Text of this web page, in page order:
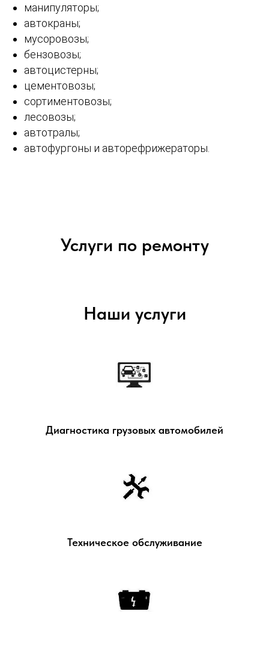
манипуляторы;
автокраны;
мусоровозы;
бензовозы;
автоцистерны;
цементовозы;
сортиментовозы;
лесовозы;
автотралы;
автофургоны и авторефрижераторы.
Услуги по ремонту
Наши услуги
Диагностика грузовых автомобилей
Техническое обслуживание